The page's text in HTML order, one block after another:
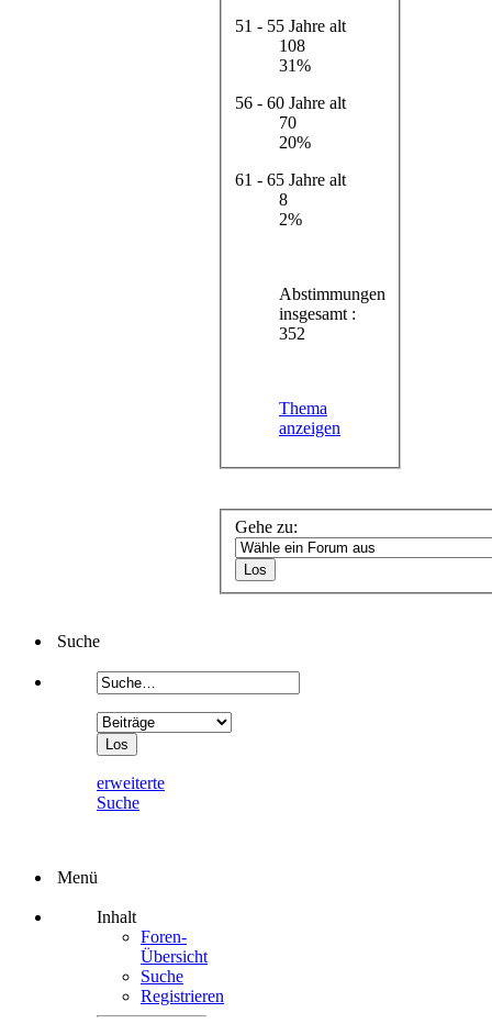
51 - 55 Jahre alt
108
31%
56 - 60 Jahre alt
70
20%
61 - 65 Jahre alt
8
2%
Abstimmungen
insgesamt :
352
Thema
anzeigen
Gehe zu:
Suche
erweiterte
Suche
Menü
Inhalt
Foren-
Übersicht
Suche
Registrieren